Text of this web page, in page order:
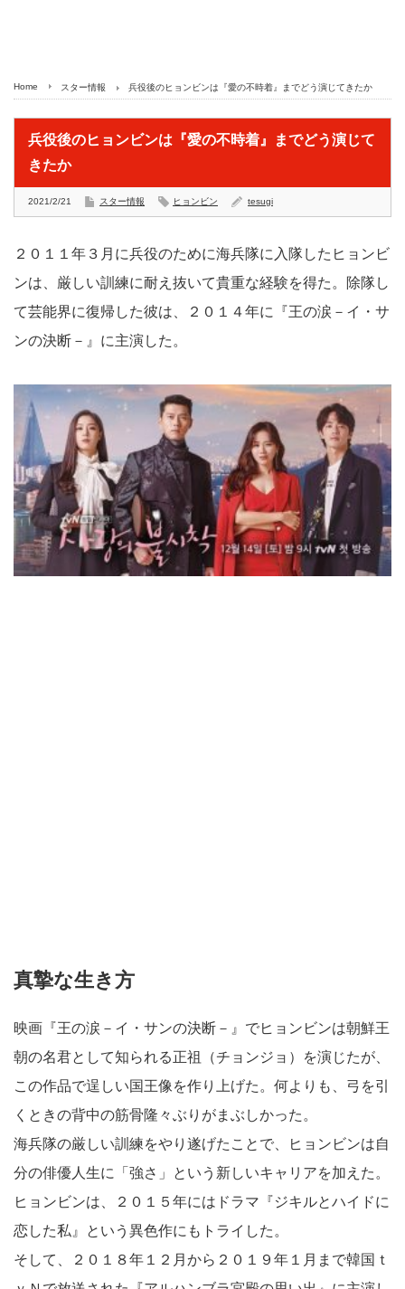
Home スター情報 兵役後のヒョンビンは『愛の不時着』までどう演じてきたか
兵役後のヒョンビンは『愛の不時着』までどう演じて
きたか
2021/2/21 スター情報 ヒョンビン tesugi
２０１１年３月に兵役のために海兵隊に入隊したヒョンビ
ンは、厳しい訓練に耐え抜いて貴重な経験を得た。除隊し
て芸能界に復帰した彼は、２０１４年に『王の涙－イ・サ
ンの決断－』に主演した。
真摯な生き方
映画『王の涙－イ・サンの決断－』でヒョンビンは朝鮮王
朝の名君として知られる正祖（チョンジョ）を演じたが、
この作品で逞しい国王像を作り上げた。何よりも、弓を引
くときの背中の筋骨隆々ぶりがまぶしかった。
海兵隊の厳しい訓練をやり遂げたことで、ヒョンビンは自
分の俳優人生に「強さ」という新しいキャリアを加えた。
ヒョンビンは、２０１５年にはドラマ『ジキルとハイドに
恋した私』という異色作にもトライした。
そして、２０１８年１２月から２０１９年１月まで韓国ｔ